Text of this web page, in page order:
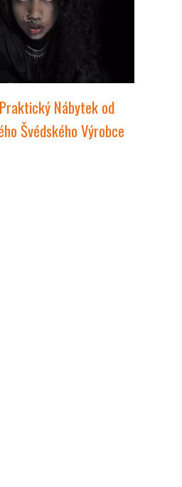
Nábytek od
Švédského Výrobce